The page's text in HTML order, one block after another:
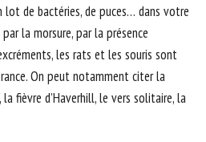
de bactéries, de puces… dans votre
la morsure, par la présence
les rats et les souris sont
On peut notamment citer la
fièvre d’Haverhill, le vers solitaire, la